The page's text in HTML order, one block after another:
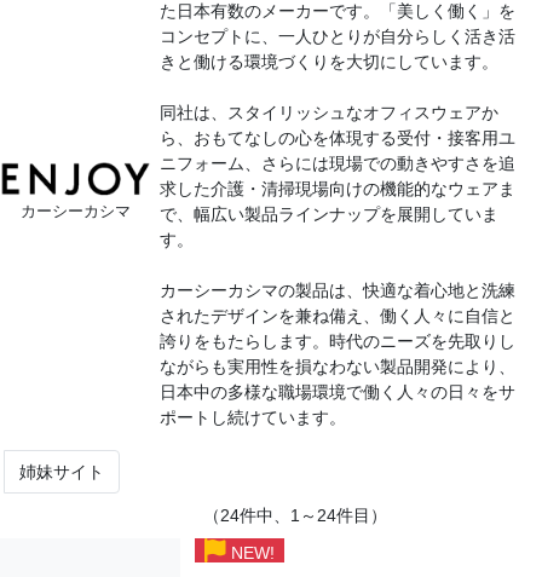
カーシーカシマ
た日本有数のメーカーです。「美しく働く」を
コンセプトに、一人ひとりが自分らしく活き活
きと働ける環境づくりを大切にしています。
同社は、スタイリッシュなオフィスウェアか
ら、おもてなしの心を体現する受付・接客用ユ
ニフォーム、さらには現場での動きやすさを追
求した介護・清掃現場向けの機能的なウェアま
で、幅広い製品ラインナップを展開していま
す。
カーシーカシマの製品は、快適な着心地と洗練
されたデザインを兼ね備え、働く人々に自信と
誇りをもたらします。時代のニーズを先取りし
ながらも実用性を損なわない製品開発により、
日本中の多様な職場環境で働く人々の日々をサ
ポートし続けています。
姉妹サイト
（24件中、1～24件目）
NEW!